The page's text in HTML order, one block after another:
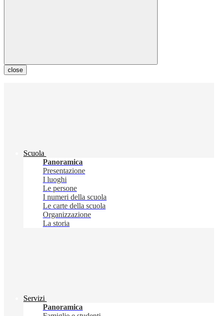
close
Scuola
Panoramica
Presentazione
I luoghi
Le persone
I numeri della scuola
Le carte della scuola
Organizzazione
La storia
Servizi
Panoramica